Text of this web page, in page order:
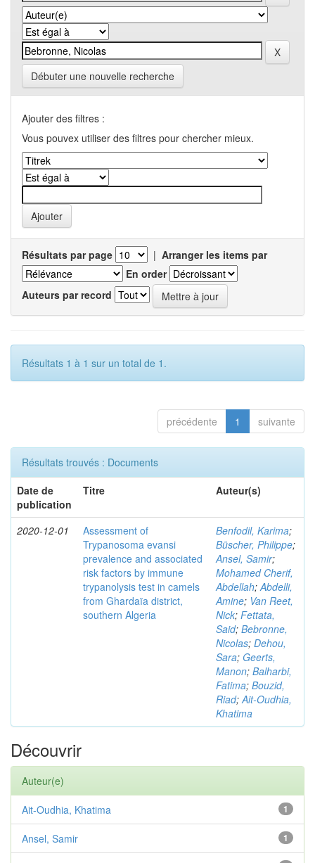
Débuter une nouvelle recherche
Ajouter des filtres :
Vous pouvex utiliser des filtres pour chercher mieux.
Résultats par page | Arranger les items par
En order
Auteurs par record
Résultats 1 à 1 sur un total de 1.
précédente 1 suivante
Résultats trouvés : Documents
Date de
publication
Titre Auteur(s)
2020-12-01
Assessment of
Trypanosoma evansi
prevalence and associated
risk factors by immune
trypanolysis test in camels
from Ghardaïa district,
southern Algeria
Benfodil, Karima;
Büscher, Philippe;
Ansel, Samir;
Mohamed Cherif,
Abdellah;Abdelli,
Amine; Van Reet,
Nick; Fettata,
Said; Bebronne,
Nicolas; Dehou,
Sara; Geerts,
Manon; Balharbi,
Fatima; Bouzid,
Riad;Ait-Oudhia,
Khatima
Découvrir
Auteur(e)
1
Ait-Oudhia, Khatima
1
Ansel, Samir